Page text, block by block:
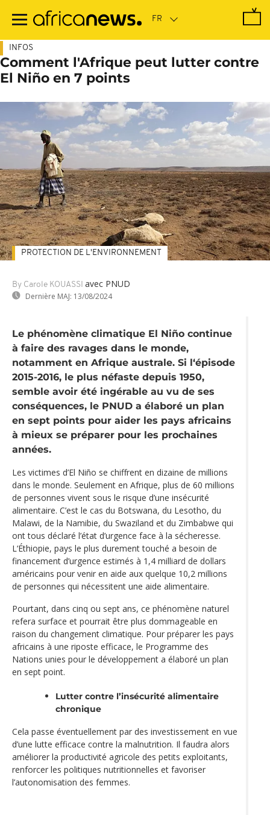
contenu
INFOS
Comment l'Afrique peut lutter contre
El Niño en 7 points
By Carole KOUASSI avec PNUD
Dernière MAJ: 13/08/2024
PROTECTION DE L'ENVIRONNEMENT
Le phénomène climatique El Niño continue
à faire des ravages dans le monde,
notamment en Afrique australe. Si l‘épisode
2015-2016, le plus néfaste depuis 1950,
semble avoir été ingérable au vu de ses
conséquences, le PNUD a élaboré un plan
en sept points pour aider les pays africains
à mieux se préparer pour les prochaines
années.
Les victimes d’El Niño se chiffrent en dizaine de millions
dans le monde. Seulement en Afrique, plus de 60 millions
de personnes vivent sous le risque d’une insécurité
alimentaire. C’est le cas du Botswana, du Lesotho, du
Malawi, de la Namibie, du Swaziland et du Zimbabwe qui
ont tous déclaré l’état d’urgence face à la sécheresse.
L‘Éthiopie, pays le plus durement touché a besoin de
financement d’urgence estimés à 1,4 milliard de dollars
américains pour venir en aide aux quelque 10,2 millions
de personnes qui nécessitent une aide alimentaire.
Pourtant, dans cinq ou sept ans, ce phénomène naturel
refera surface et pourrait être plus dommageable en
raison du changement climatique. Pour préparer les pays
africains à une riposte efficace, le Programme des
Nations unies pour le développement a élaboré un plan
en sept point.
Lutter contre l’insécurité alimentaire
chronique
Cela passe éventuellement par des investissement en vue
d’une lutte efficace contre la malnutrition. Il faudra alors
améliorer la productivité agricole des petits exploitants,
renforcer les politiques nutritionnelles et favoriser
l’autonomisation des femmes.